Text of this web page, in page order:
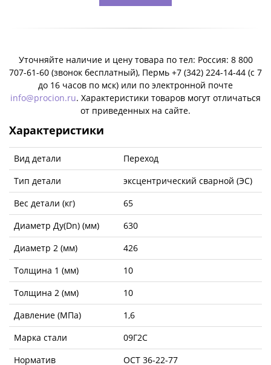
Уточняйте наличие и цену товара по тел: Россия: 8 800
707-61-60 (звонок бесплатный), Пермь +7 (342) 224-14-44 (c 7
до 16 часов по мск) или по электронной почте
info@procion.ru. Характеристики товаров могут отличаться
от приведенных на сайте.
Характеристики
Вид детали
Переход
Тип детали
эксцентрический сварной (ЭС)
Вес детали (кг)
65
Диаметр Ду(Dn) (мм)
630
Диаметр 2 (мм)
426
Толщина 1 (мм)
10
Толщина 2 (мм)
10
Давление (МПа)
1,6
Марка стали
09Г2С
Норматив
ОСТ 36-22-77